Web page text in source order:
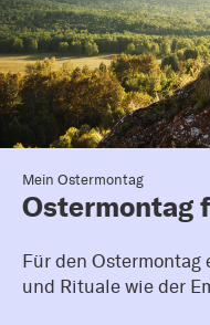
Mein Ostermontag
Ostermontag
Für den Ostermontag
und Rituale wie der